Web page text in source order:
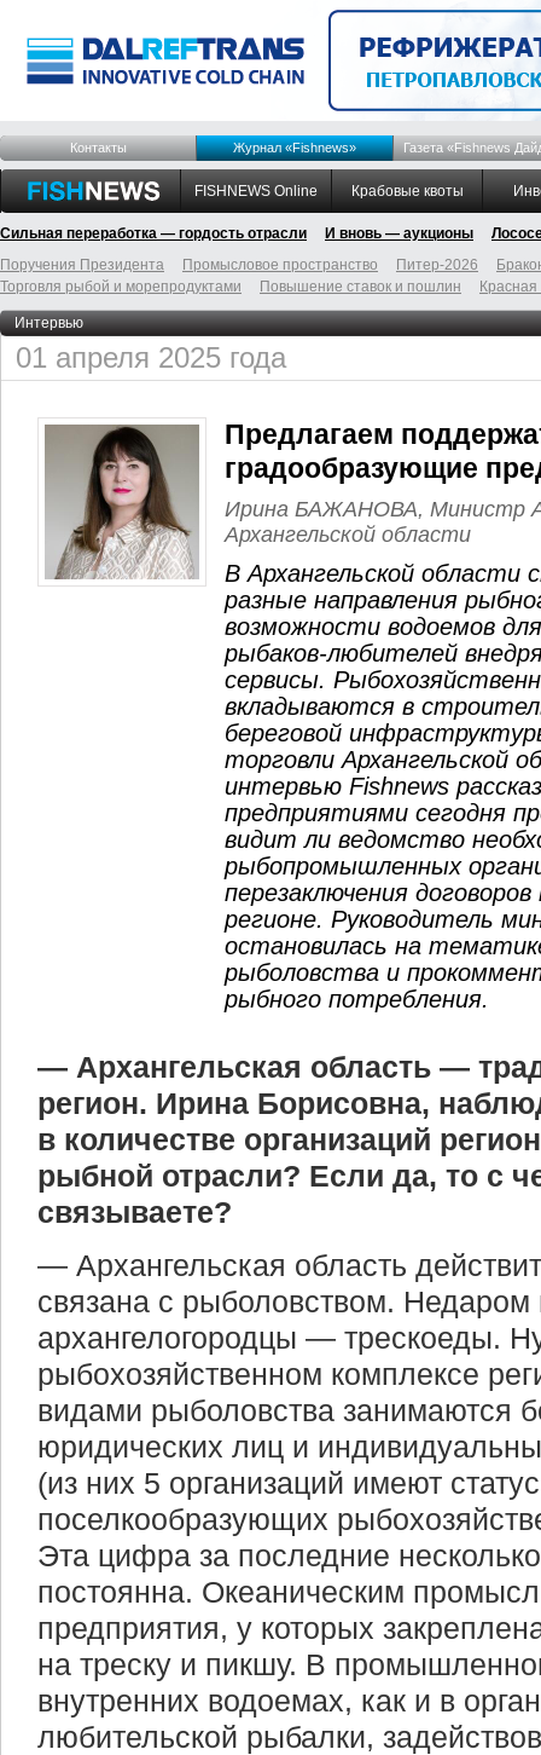
Контакты Журнал «Fishnews» Газета «Fishnews
FISHNEWS Online Крабовые квоты
Сильная переработка — гордость отрасли И вновь — аукционы
Поручения Президента
Промысловое пространство Питер-2026
Торговля рыбой и морепродуктами
Повышение ставок и пошлин
Интервью
01 апреля 2025 года
Предлагаем
градообразующие
Ирина БАЖАНОВА, Министр
Архангельской области
В Архангельской области
разные направления
возможности водоемов
рыбаков-любителей
сервисы.
вкладываются в
береговой
торговли Архангельской
интервью Fishnews
предприятиями сегодня
видит ли ведомство
рыбопромышленных
перезаключения
регионе. Руководитель
остановилась на
рыболовства и
рыбного потребления.
— Архангельская область —
регион. Ирина Борисовна,
в количестве организаций
рыбной отрасли? Если да, то с
связываете?
— Архангельская область
связана с рыболовством. Недаром
архангелогородцы — трескоеды.
рыбохозяйственном комплексе
видами рыболовства занимаются
юридических лиц и
(из них 5 организаций имеют
поселкообразующих
Эта цифра за последние
постоянна. Океаническим
предприятия, у которых
на треску и пикшу. В
внутренних водоемах, как и в
любительской рыбалки,